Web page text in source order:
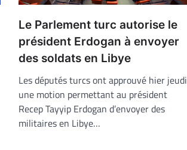
Le Parlement turc autorise le
président Erdogan à envoyer
des soldats en Libye
Les députés turcs ont approuvé hier jeudi
une motion permettant au président
Recep Tayyip Erdogan d’envoyer des
militaires en Libye…